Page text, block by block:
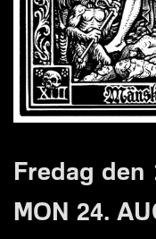
Fredag
MON 24.